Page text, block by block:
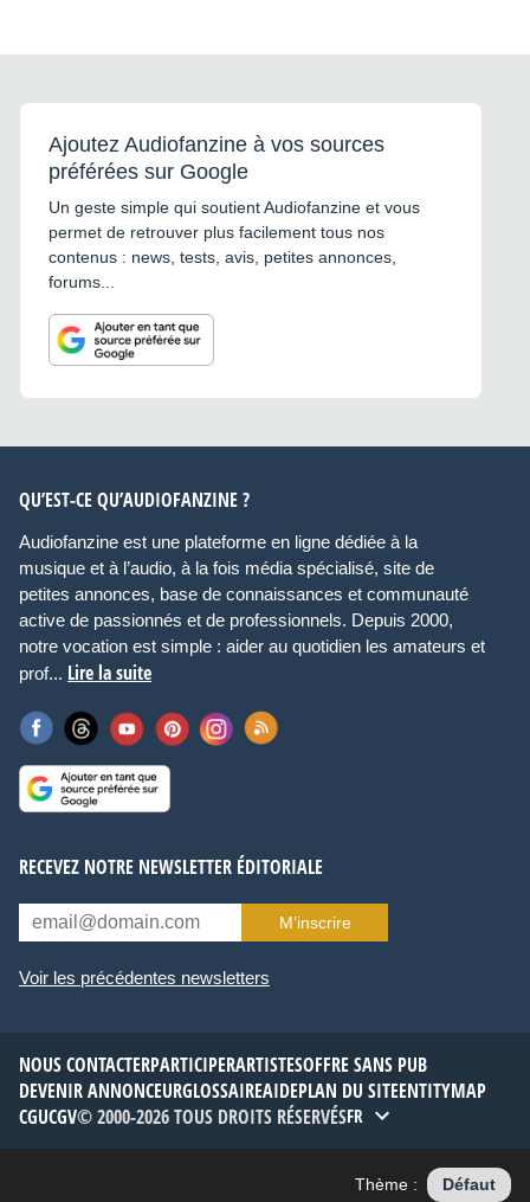
Ajoutez Audiofanzine à vos sources
préférées sur Google
Un geste simple qui soutient Audiofanzine et vous
permet de retrouver plus facilement tous nos
contenus : news, tests, avis, petites annonces,
forums...
QU’EST-CE QU’AUDIOFANZINE ?
Audiofanzine est une plateforme en ligne dédiée à la
musique et à l’audio, à la fois média spécialisé, site de
petites annonces, base de connaissances et communauté
active de passionnés et de professionnels. Depuis 2000,
notre vocation est simple : aider au quotidien les amateurs et
prof... Lire la suite
RECEVEZ NOTRE NEWSLETTER ÉDITORIALE
M’inscrire
Voir les précédentes newsletters
NOUS CONTACTERPARTICIPERARTISTESOFFRE SANS PUB
DEVENIR ANNONCEURGLOSSAIREAIDEPLAN DU SITEENTITYMAP
CGUCGV© 2000-2026 TOUS DROITS RÉSERVÉSFR
Thème : Défaut